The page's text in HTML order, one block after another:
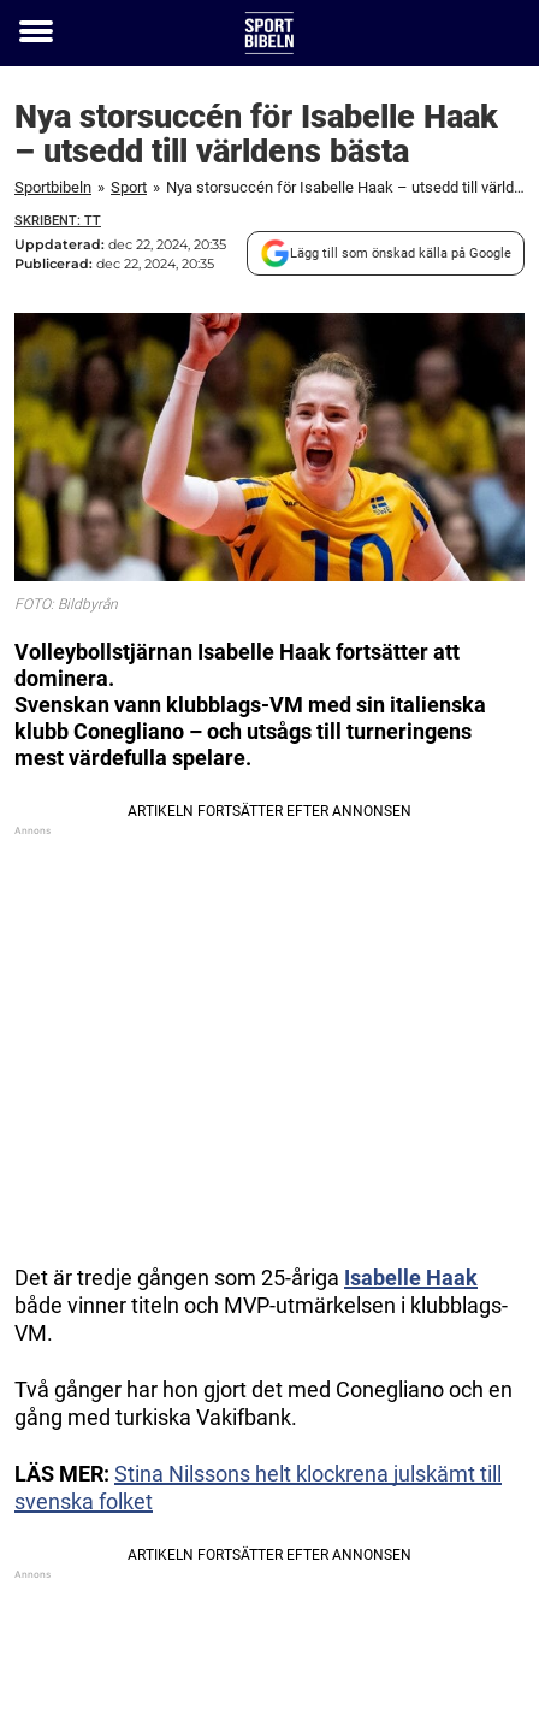
Toggle
Nya storsuccén för Isabelle Haak
– utsedd till världens bästa
Sportbibeln » Sport » Nya storsuccén för Isabelle Haak – utsedd till världens bästa
SKRIBENT: TT
Uppdaterad: dec 22, 2024, 20:35
Publicerad: dec 22, 2024, 20:35
Lägg till som önskad källa på Google
FOTO: Bildbyrån
Volleybollstjärnan Isabelle Haak fortsätter att
dominera.
Svenskan vann klubblags-VM med sin italienska
klubb Conegliano – och utsågs till turneringens
mest värdefulla spelare.
Det är tredje gången som 25-åriga Isabelle Haak
både vinner titeln och MVP-utmärkelsen i klubblags-
VM.
Två gånger har hon gjort det med Conegliano och en
gång med turkiska Vakifbank.
LÄS MER: Stina Nilssons helt klockrena julskämt till
svenska folket